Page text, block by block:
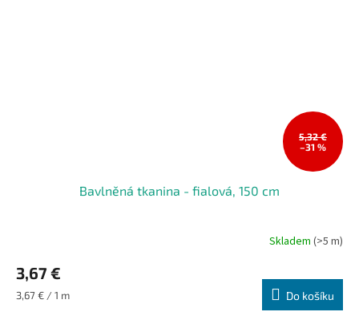
5,32 €
–31 %
Bavlněná tkanina - fialová, 150 cm
Skladem (>5 m)
3,67 €
Měrná
3,67 € / 1 m Do košíku